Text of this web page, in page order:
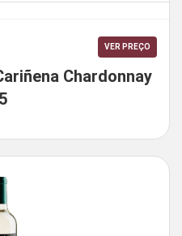
VER PREÇO
Chardonnay